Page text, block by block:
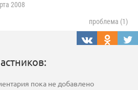
2008
проблема (1)
пока не добавлено